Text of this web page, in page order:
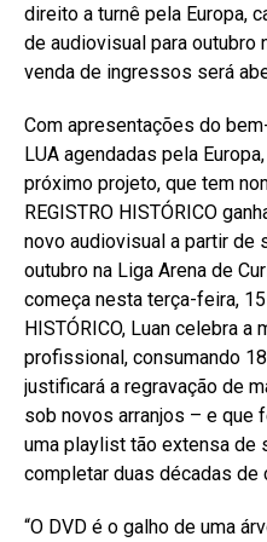
direito a turnê pela Europa,
de audiovisual para outubro
venda de ingressos será
Com apresentações do
LUA agendadas pela
próximo projeto, que tem
REGISTRO HISTÓRICO
novo audiovisual a partir de
outubro na Liga Arena de
começa nesta terça-feira, 15
HISTÓRICO, Luan celebra
profissional, consumando
justificará a regravação de
sob novos arranjos – e que
uma playlist tão extensa
completar duas décadas de
“O DVD é o galho de uma